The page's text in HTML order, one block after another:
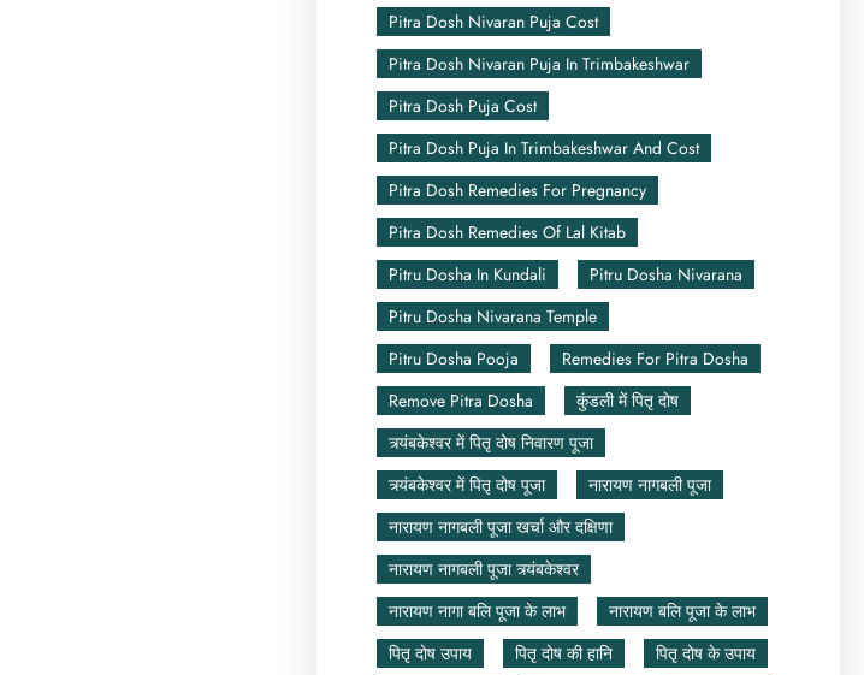
Pitra Dosh Nivaran Puja Cost
Pitra Dosh Nivaran Puja In Trimbakeshwar
Pitra Dosh Puja Cost
Pitra Dosh Puja In Trimbakeshwar And Cost
Pitra Dosh Remedies For Pregnancy
Pitra Dosh Remedies Of Lal Kitab
Pitru Dosha In Kundali
Pitru Dosha Nivarana
Pitru Dosha Nivarana Temple
Pitru Dosha Pooja
Remedies For Pitra Dosha
Remove Pitra Dosha
कुंडली में पितृ दोष
त्र्यंबकेश्वर में पितृ दोष निवारण पूजा
त्र्यंबकेश्वर में पितृ दोष पूजा
नारायण नागबली पूजा
नारायण नागबली पूजा खर्चा और दक्षिणा
नारायण नागबली पूजा त्र्यंबकेश्वर
नारायण नागा बलि पूजा के लाभ
नारायण बलि पूजा के लाभ
पितृ दोष उपाय
पितृ दोष की हानि
पितृ दोष के उपाय